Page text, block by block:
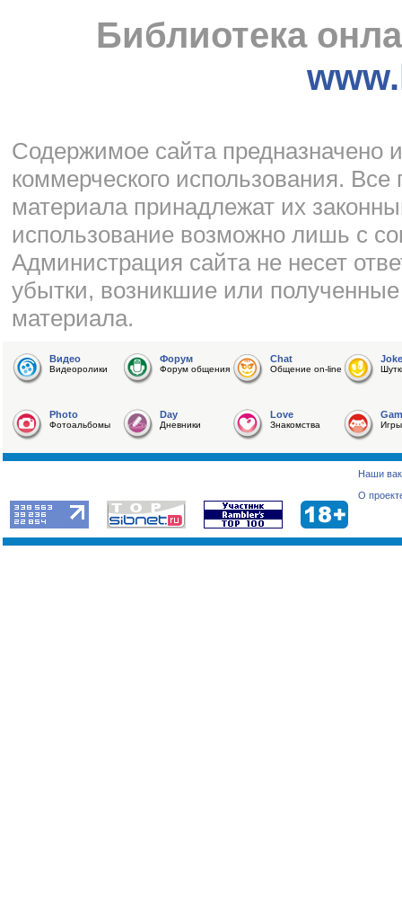
Библиотека
Cодержимое сайта предназначено
коммерческого использования.
материала принадлежат их
использование возможно лишь с
Администрация сайта не несет
убытки, возникшие или
материала.
Видео
Видеоролики
Форум
Форум общения
Chat
Общение on-line
Joke
Photo
Фотоальбомы
Day
Дневники
Love
Знакомства Игры
Наши
О